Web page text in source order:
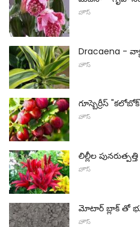
హౌస్
Dracaena -
హౌస్
గూస్బెర్రీస్
హౌస్
లిల్లీల పునరుత్పత్తి
హౌస్
మోటార్ బ్లాక్ తో
హౌస్